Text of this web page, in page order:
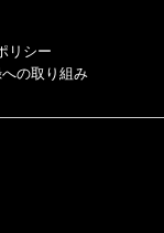
リシー
の取り組み